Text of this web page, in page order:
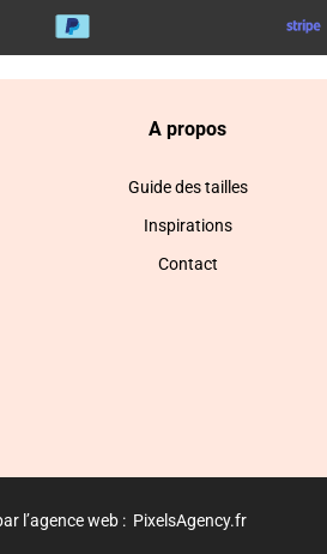
A propos
Guide des tailles
Inspirations
Contact
l’agence web : PixelsAgency.fr